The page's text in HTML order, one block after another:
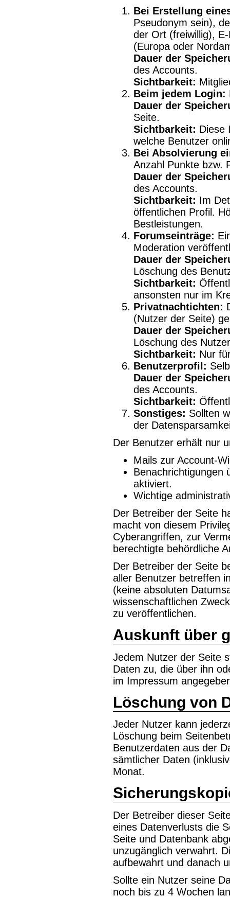
Bei Erstellung
Pseudonym sein),
der Ort (freiwillig),
(Europa oder
Dauer der
des Accounts.
Sichtbarkeit:
Beim jedem Login:
Dauer der
Seite.
Sichtbarkeit: Diese
welche Benutzer
Bei Absolvierung
Anzahl Punkte bzw.
Dauer der
des Accounts.
Sichtbarkeit: Im
öffentlichen Profil.
Bestleistungen.
Forumseinträge:
Moderation
Dauer der
Löschung des
Sichtbarkeit:
ansonsten nur im
Privatnachtichten:
(Nutzer der Seite)
Dauer der
Löschung des
Sichtbarkeit: Nur
Benutzerprofil:
Dauer der
des Accounts.
Sichtbarkeit:
Sonstiges: Sollten
der
Der Benutzer erhält nur
Mails zur Account-
Benachrichtigungen
aktiviert.
Wichtige
Der Betreiber der Seite
macht von diesem
Cyberangriffen, zur
berechtigte behördliche
Der Betreiber der Seite
aller Benutzer betreffen
(keine absoluten
wissenschaftlichen
zu veröffentlichen.
Auskunft über
Jedem Nutzer der Seite
Daten zu, die über ihn
im Impressum
Löschung von
Jeder Nutzer kann
Löschung beim
Benutzerdaten aus der
sämtlicher Daten
Monat.
Der Betreiber dieser
eines Datenverlusts die
Seite und Datenbank
unzugänglich verwahrt.
aufbewahrt und danach
Sollte ein Nutzer seine
noch bis zu 4 Wochen